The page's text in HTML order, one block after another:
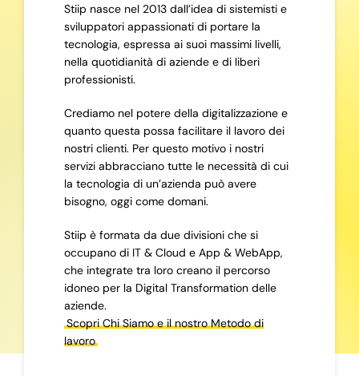
Stiip nasce nel 2013 dall’idea di sistemisti e
sviluppatori appassionati di portare la
tecnologia, espressa ai suoi massimi livelli,
nella quotidianità di aziende e di liberi
professionisti.
Crediamo nel potere della digitalizzazione e
quanto questa possa facilitare il lavoro dei
nostri clienti. Per questo motivo i nostri
servizi abbracciano tutte le necessità di cui
la tecnologia di un’azienda può avere
bisogno, oggi come domani.
Stiip è formata da due divisioni che si
occupano di IT & Cloud e App & WebApp,
che integrate tra loro creano il percorso
idoneo per la Digital Transformation delle
aziende.
Scopri Chi Siamo e il nostro Metodo di
lavoro